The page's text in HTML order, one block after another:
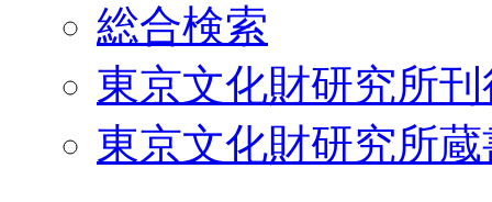
総合検索
東京文化財研究所
東京文化財研究所